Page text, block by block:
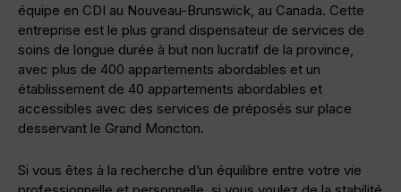
équipe en CDI au Nouveau-Brunswick, au Canada. Cette
entreprise est le plus grand dispensateur de services de
soins de longue durée à but non lucratif de la province,
avec plus de 400 appartements abordables et un
établissement de 40 appartements abordables et
accessibles avec des services de préposés sur place
desservant le Grand Moncton.
Si vous êtes à la recherche d’un équilibre entre votre vie